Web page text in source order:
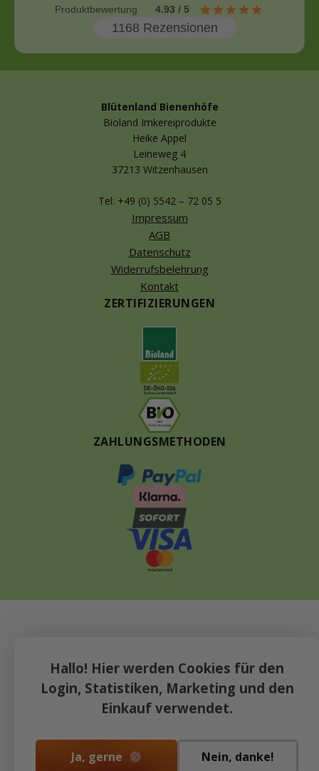
Produktbewertung 4.93 / 5
1168 Rezensionen
Blütenland Bienenhöfe
Bioland Imkereiprodukte
Heike Appel
Leineweg 4
37213 Witzenhausen
Tel: +49 (0) 5542 – 72 05 5
Impressum
AGB
Datenschutz
Widerrufsbelehrung
Kontakt
ZERTIFIZIERUNGEN
ZAHLUNGSMETHODEN
Hallo! Hier werden Cookies für den
Login, Statistiken, Marketing und den
Einkauf verwendet.
Ja, gerne Nein, danke!